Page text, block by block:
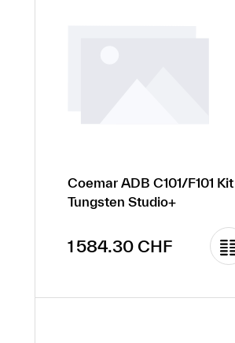
Coemar ADB C101/F101
Tungsten Studio+
Prix régulier :
1 584.30 CHF